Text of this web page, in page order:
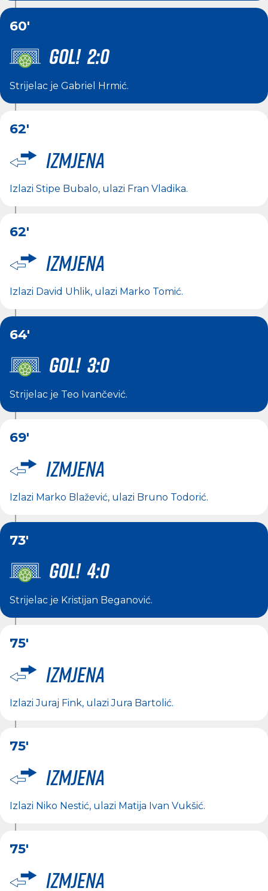
60'
GOL! 2:0
Strijelac je Gabriel Hrmić.
62'
Izmjena
Izlazi Stipe Bubalo, ulazi Fran Vladika.
62'
Izmjena
Izlazi David Uhlik, ulazi Marko Tomić.
64'
GOL! 3:0
Strijelac je Teo Ivančević.
69'
Izmjena
Izlazi Marko Blažević, ulazi Bruno Todorić.
73'
GOL! 4:0
Strijelac je Kristijan Beganović.
75'
Izmjena
IzlaziJuraj Fink, ulaziJura Bartolić.
75'
Izmjena
Izlazi Niko Nestić, ulazi Matija Ivan Vukšić.
75'
Izmjena